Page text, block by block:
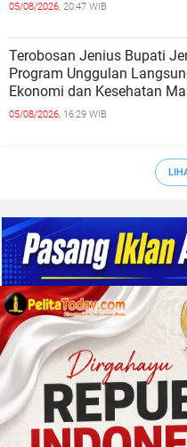
05/08/2026, 20:47 WIB
Terobosan Jenius Bupati
Program Unggulan
Ekonomi dan Kesehatan
05/08/2026, 16:29 WIB